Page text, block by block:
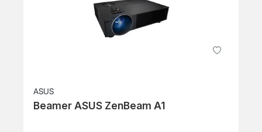
ASUS
Beamer ASUS ZenBeam A1